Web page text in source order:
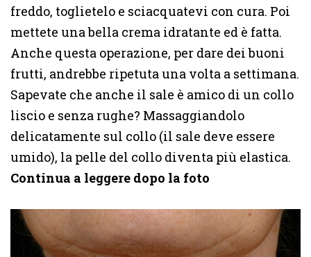
freddo, toglietelo e sciacquatevi con cura. Poi
mettete una bella crema idratante ed è fatta.
Anche questa operazione, per dare dei buoni
frutti, andrebbe ripetuta una volta a settimana.
Sapevate che anche il sale è amico di un collo
liscio e senza rughe? Massaggiandolo
delicatamente sul collo (il sale deve essere
umido), la pelle del collo diventa più elastica.
Continua a leggere dopo la foto